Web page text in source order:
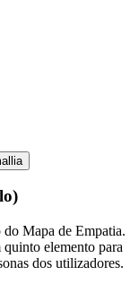
do Mapa de Empatia.
elemento para
dos utilizadores.